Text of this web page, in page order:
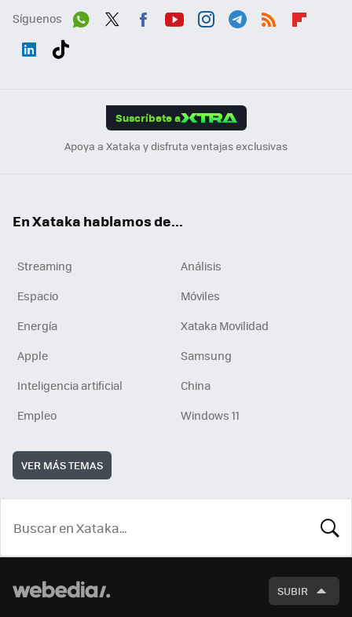
Síguenos
Suscríbete a
Apoya a Xataka y disfruta ventajas exclusivas
En Xataka hablamos de...
Streaming
Análisis
Espacio
Móviles
Energía
Xataka Movilidad
Apple
Samsung
Inteligencia artificial
China
Empleo
Windows 11
VER MÁS TEMAS
SUBIR